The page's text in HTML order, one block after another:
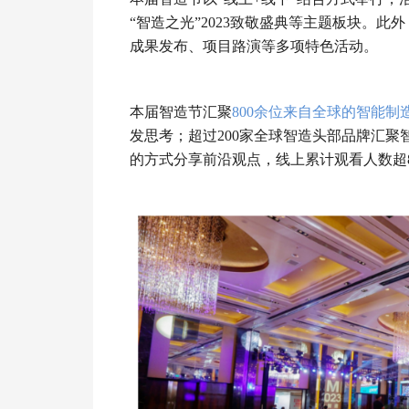
“智造之光”2023致敬盛典等主题板块。此
成果发布、项目路演等多项特色活动。
本届智造节汇聚800余位来自全球的智能制
发思考；超过200家全球智造头部品牌汇
的方式分享前沿观点，线上累计观看人数